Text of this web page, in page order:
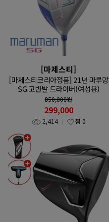
[마제스티]
[마제스티코리아정품] 21년 마루망
SG 고반발 드라이버(여성용)
850,000원
299,000
2,414 찜 0